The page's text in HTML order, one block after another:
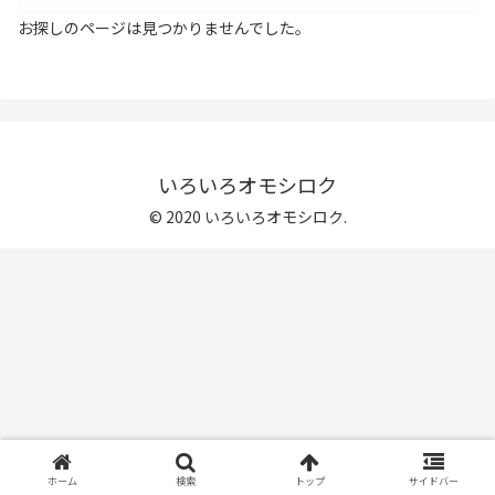
お探しのページは見つかりませんでした。
いろいろオモシロク
© 2020 いろいろオモシロク.
ホーム 検索 トップ サイドバー